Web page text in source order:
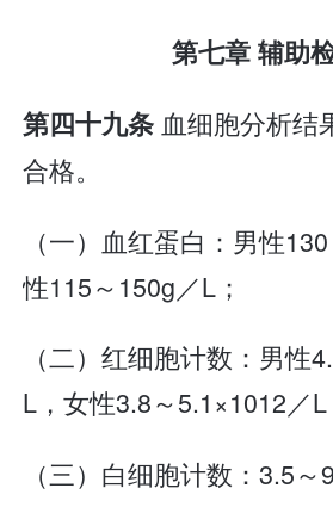
第七章 辅助
第四十九条血细胞分析结
合格。
（一）血红蛋白：男性
性115～150g／L；
（二）红细胞计数：男性
L，女性3.8～5.1×1012／L
（三）白细胞计数：3.5～